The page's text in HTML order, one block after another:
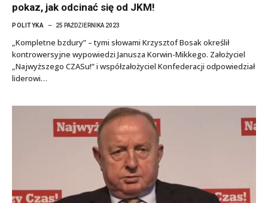
pokaz, jak odcinać się od JKM!
POLITYKA 25 PAŹDZIERNIKA 2023
„Kompletne bzdury” – tymi słowami Krzysztof Bosak określił
kontrowersyjne wypowiedzi Janusza Korwin-Mikkego. Założyciel
„Najwyższego CZASu!” i współzałożyciel Konfederacji odpowiedział
liderowi…